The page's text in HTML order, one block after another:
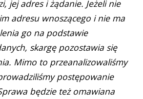
jej adres i żądanie. Jeżeli nie
adresu wnoszącego i nie ma
go na podstawie
skargę pozostawia się
Mimo to przeanalizowaliśmy
postępowanie
będzie też omawiana